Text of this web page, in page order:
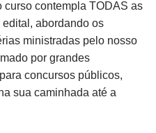
curso contempla TODAS as
abordando os
ministradas pelo nosso
por grandes
concursos públicos,
sua caminhada até a